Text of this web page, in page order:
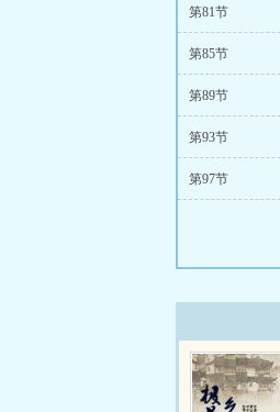
第81节
第85节
第89节
第93节
第97节